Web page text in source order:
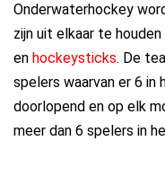
Onderwaterhockey
zijn uit elkaar te
en hockeysticks. De
spelers waarvan er 6 in
doorlopend en op elk
meer dan 6 spelers in